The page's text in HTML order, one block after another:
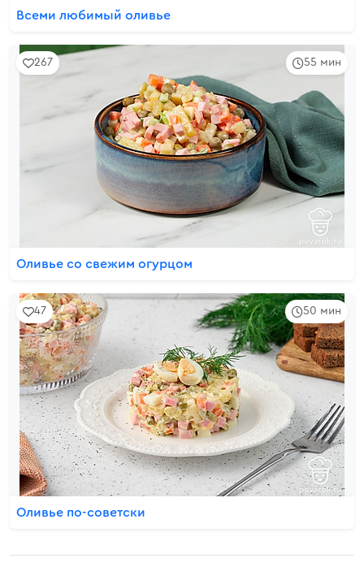
Всеми любимый оливье
55 мин
267
Оливье со свежим огурцом
50 мин
47
Оливье по-советски